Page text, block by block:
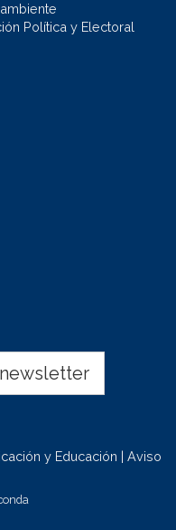
Política y Electoral
y Educación | Aviso